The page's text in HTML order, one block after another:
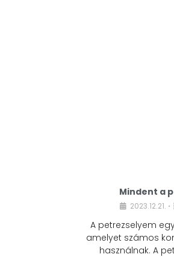
Mindent a
2023.12.21. •
A petrezselyem
amelyet számos
használnak. A